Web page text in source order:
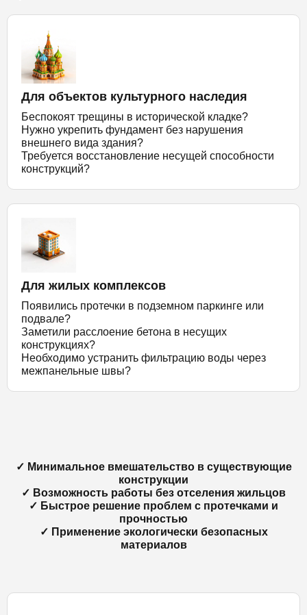
Для объектов культурного наследия
Беспокоят трещины в исторической кладке?
Нужно укрепить фундамент без нарушения
внешнего вида здания?
Требуется восстановление несущей способности
конструкций?
Для жилых комплексов
Появились протечки в подземном паркинге или
подвале?
Заметили расслоение бетона в несущих
конструкциях?
Необходимо устранить фильтрацию воды через
межпанельные швы?
✓ Минимальное вмешательство в существующие
конструкции
✓ Возможность работы без отселения жильцов
✓ Быстрое решение проблем с протечками и
прочностью
✓ Применение экологически безопасных
материалов